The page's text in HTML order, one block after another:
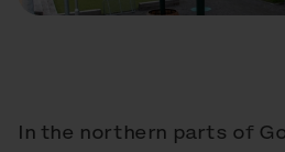
In the northern parts of